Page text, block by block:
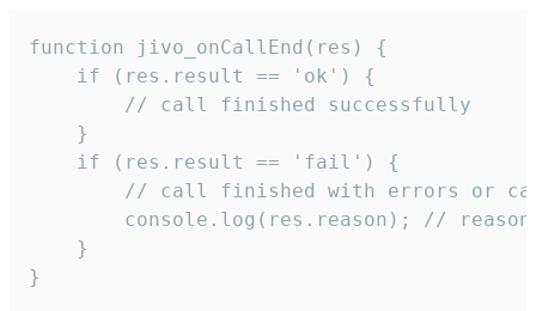
function jivo_onCallEnd(res) {
    if (res.result == 'ok') {
        // call finished successfully
    }
    if (res.result == 'fail') {
// call finished with errors or
console.log(res.reason); //
    }
}